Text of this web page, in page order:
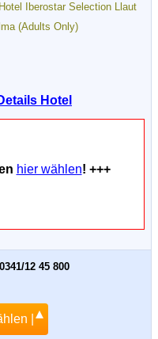
Hotel
hier wählen! +++
12 45 800
|